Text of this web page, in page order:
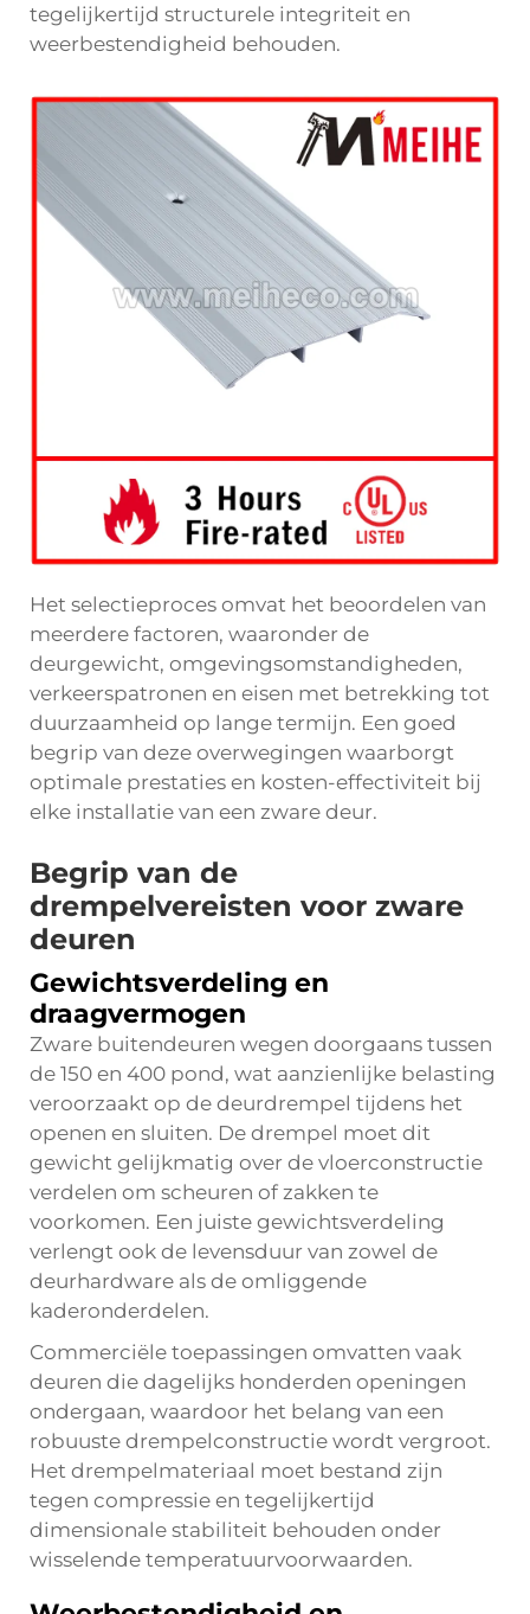
tegelijkertijd structurele integriteit en
weerbestendigheid behouden.
Het selectieproces omvat het beoordelen van
meerdere factoren, waaronder de
deurgewicht, omgevingsomstandigheden,
verkeerspatronen en eisen met betrekking tot
duurzaamheid op lange termijn. Een goed
begrip van deze overwegingen waarborgt
optimale prestaties en kosten-effectiviteit bij
elke installatie van een zware deur.
Begrip van de
drempelvereisten voor zware
deuren
Gewichtsverdeling en
draagvermogen
Zware buitendeuren wegen doorgaans tussen
de 150 en 400 pond, wat aanzienlijke belasting
veroorzaakt op de deurdrempel tijdens het
openen en sluiten. De drempel moet dit
gewicht gelijkmatig over de vloerconstructie
verdelen om scheuren of zakken te
voorkomen. Een juiste gewichtsverdeling
verlengt ook de levensduur van zowel de
deurhardware als de omliggende
kaderonderdelen.
Commerciële toepassingen omvatten vaak
deuren die dagelijks honderden openingen
ondergaan, waardoor het belang van een
robuuste drempelconstructie wordt vergroot.
Het drempelmateriaal moet bestand zijn
tegen compressie en tegelijkertijd
dimensionale stabiliteit behouden onder
wisselende temperatuurvoorwaarden.